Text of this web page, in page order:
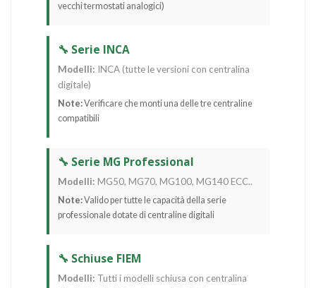
vecchi termostati analogici)
🔧 Serie INCA
Modelli: INCA (tutte le versioni con centralina
digitale)
Note:Verificare che monti una delle tre centraline
compatibili
🔧 Serie MG Professional
Modelli: MG50, MG70, MG100, MG140 ECC..
Note:Valido per tutte le capacità della serie
professionale dotate di centraline digitali
🔧 Schiuse FIEM
Modelli: Tutti i modelli schiusa con centralina